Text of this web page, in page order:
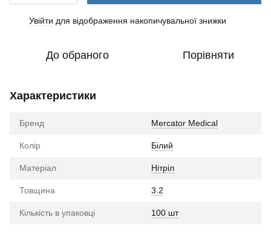
Увійти для відображення накопичувальної знижки
До обраного Порівняти
Характеристики
Бренд Mercator Medical
Колір Білий
Матеріал Нітріл
Товщина 3.2
Кількість в упаковці 100 шт